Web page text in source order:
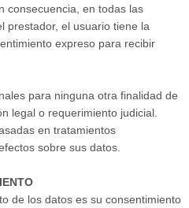
consecuencia, en todas las
prestador, el usuario tiene la
expreso para recibir
para ninguna otra finalidad de
legal o requerimiento judicial.
en tratamientos
sobre sus datos.
de los datos es su consentimiento